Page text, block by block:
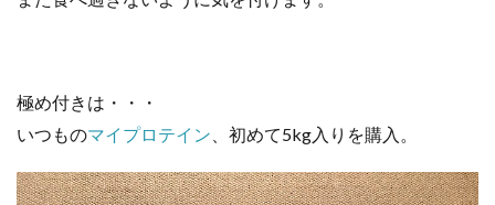
極め付きは・・・
いつものマイプロテイン 、初めて5kg入りを購入。